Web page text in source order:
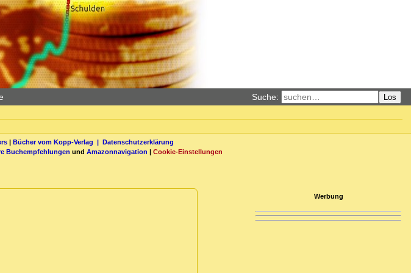
Suche: Los
| Bücher vom Kopp-Verlag | Datenschutzerklärung
Buchempfehlungen und Amazonnavigation | Cookie-Einstellungen
Werbung